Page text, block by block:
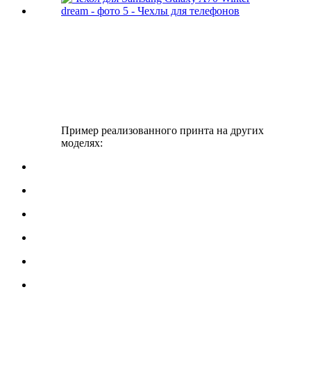
Пример реализованного принта на других
моделях: